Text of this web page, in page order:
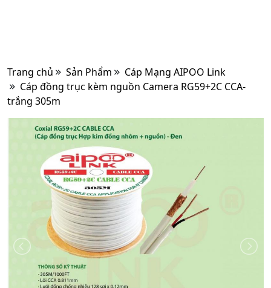
Trang chủ Sản Phẩm
Cáp Mạng AIPOO Link
Cáp đồng trục kèm nguồn Camera RG59+2C CCA-
trắng 305m